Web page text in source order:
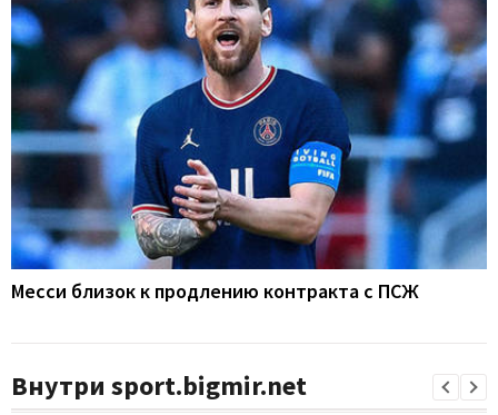
Месси близок к продлению контракта с ПСЖ
Внутри sport.bigmir.net